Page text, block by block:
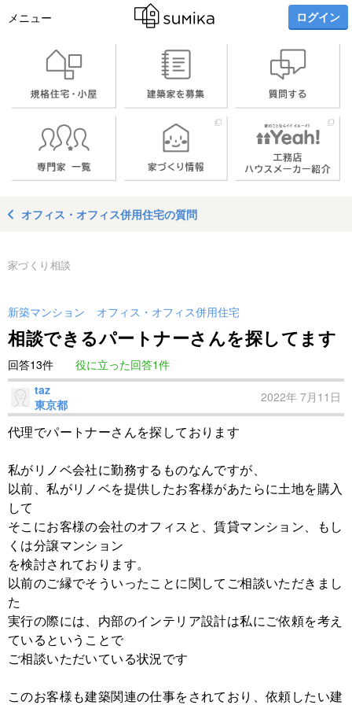
メニュー ログイン
オフィス・オフィス併用住宅の質問
家づくり相談
新築マンション オフィス・オフィス併用住宅
相談できるパートナーさんを探してます
回答13件
役に立った回答1件
taz
東京都
2022年 7月11日
代理でパートナーさんを探しております
私がリノベ会社に勤務するものなんですが、
以前、私がリノベを提供したお客様があたらに土地を購入
して
そこにお客様の会社のオフィスと、賃貸マンション、もし
くは分譲マンション
を検討されております。
以前のご縁でそういったことに関してご相談いただきまし
た
実行の際には、内部のインテリア設計は私にご依頼を考え
ているということで
ご相談いただいている状況です
このお客様も建築関連の仕事をされており、依頼したい建